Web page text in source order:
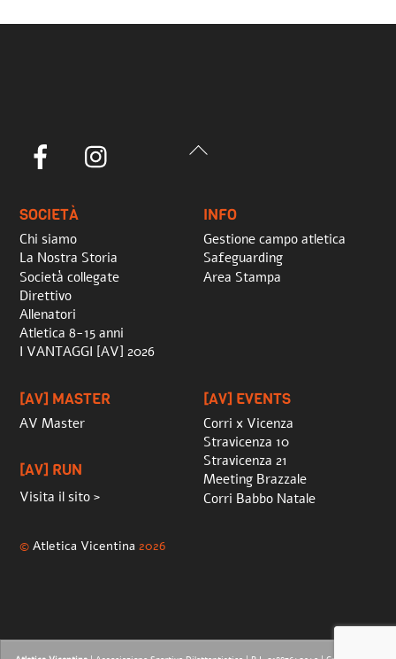
Back
Facebook
SOCIETÀ
Chi siamo
La Nostra Storia
Società collegate
Direttivo
Allenatori
Atletica 8-15 anni
I VANTAGGI [AV] 2026
INFO
Gestione campo atletica
Safeguarding
Area Stampa
[AV] MASTER
AV Master
[AV] RUN
Visita il sito >
[AV] EVENTS
Corri x Vicenza
Stravicenza 10
Stravicenza 21
Meeting Brazzale
Corri Babbo Natale
©Atletica Vicentina 2026